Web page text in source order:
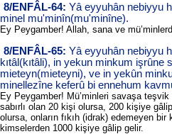
8/ENFÂL-64: Yâ eyyuhân nebiyyu
minel mu'minîn(mu'minîne).
Ey Peygamber! Allah, sana ve
8/ENFÂL-65: Yâ eyyuhân nebiyyu
kıtâl(kıtâli), in yekun minkum işrûne
mieteyn(mieteyni), ve in yekûn
minellezîne keferû bi ennehum
Ey Peygamber! Mü’minleri savaşa
sabırlı olan 20 kişi olursa, 200 kişiye
olursa, onların fıkıh (idrak) edemeyen
kimselerden 1000 kişiye gâlip gelir.